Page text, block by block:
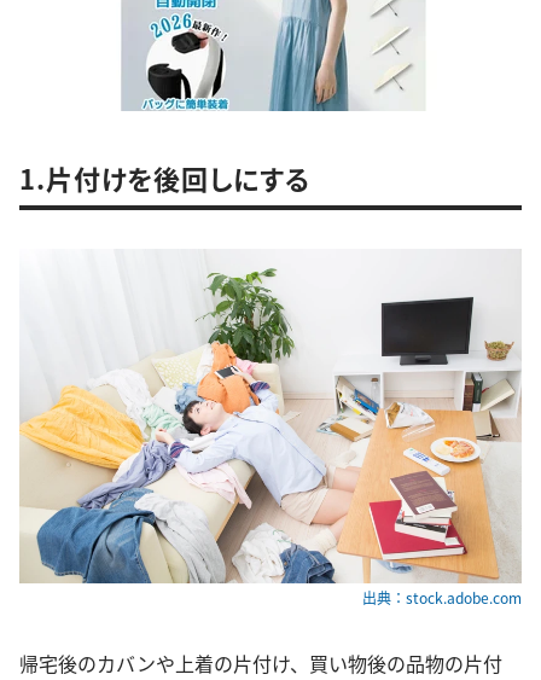
1.片付けを後回しにする
出典：stock.adobe.com
帰宅後のカバンや上着の片付け、買い物後の品物の片付